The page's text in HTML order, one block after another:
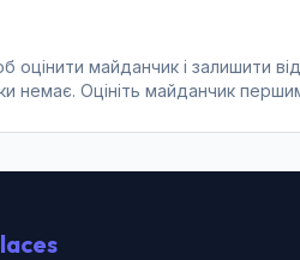
оцінити майданчик і залишити
немає. Оцініть майданчик